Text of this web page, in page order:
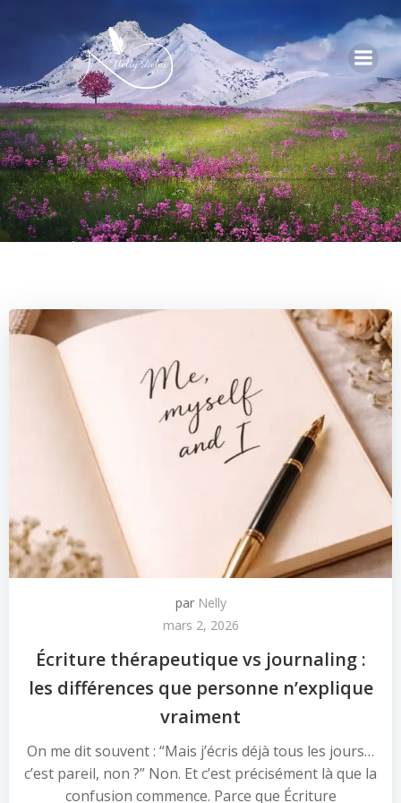
par Nelly
mars 2, 2026
Écriture thérapeutique vs journaling :
les différences que personne n’explique
vraiment
On me dit souvent : “Mais j’écris déjà tous les jours…
c’est pareil, non ?” Non. Et c’est précisément là que la
confusion commence. Parce que Écriture